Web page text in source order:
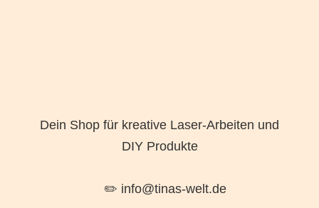
Dein Shop für kreative Laser-Arbeiten und
DIY Produkte
✏️ info@tinas-welt.de